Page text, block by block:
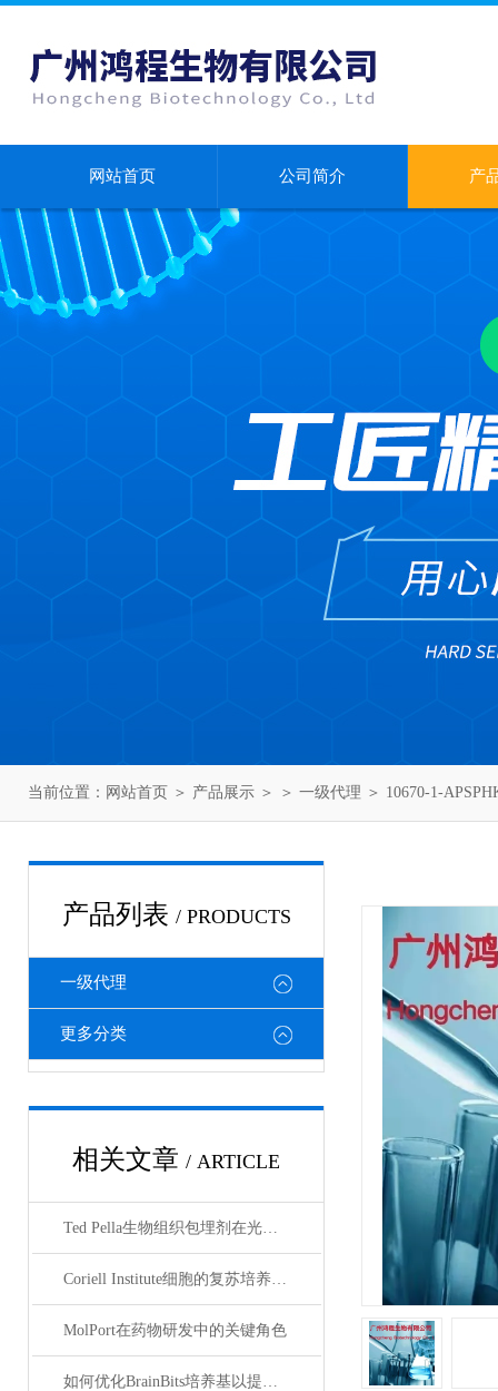
网站首页 公司简介 产
当前位置： 网站首页 ＞ 产品展示 ＞ ＞ 一级代理 ＞ 10670-1-
产品列表 / PRODUCTS
一级代理
更多分类
相关文章 / ARTICLE
Ted Pella生物组织包埋剂在光镜与电镜联用技术中的应用
Coriell Institute细胞的复苏培养与质量控制规范
MolPort在药物研发中的关键角色
如何优化BrainBits培养基以提高实验效果？